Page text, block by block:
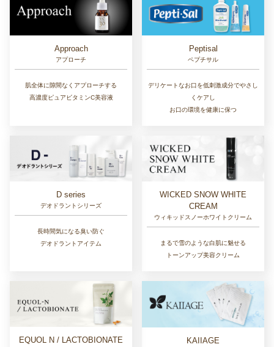
Approach
アプローチ
肌全体に隙間なくアプローチする
高濃度ピュアビタミンC美容液
Peptisal
ペプチサル
デリケートなお口を低刺激成分でやさし
くケアし
お口の環境を健康に保つ
D series
デオドラントシリーズ
長時間気になる臭い防ぐ
デオドラントアイテム
WICKED SNOW WHITE
CREAM
ウィキッドスノーホワイトクリーム
まるで雪のような白肌に魅せる
トーンアップ美容クリーム
EQUOL N / LACTOBIONATE KAIIAGE